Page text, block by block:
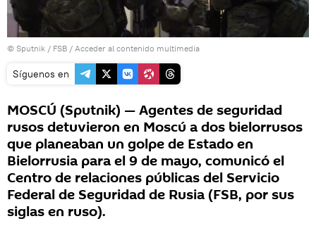
© Sputnik / FSB / Acceder al contenido multimedia
Síguenos en
MOSCÚ (Sputnik) — Agentes de seguridad
rusos detuvieron en Moscú a dos bielorrusos
que planeaban un golpe de Estado en
Bielorrusia para el 9 de mayo, comunicó el
Centro de relaciones públicas del Servicio
Federal de Seguridad de Rusia (FSB, por sus
siglas en ruso).